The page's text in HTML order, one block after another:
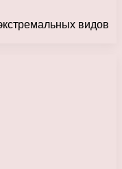
видов